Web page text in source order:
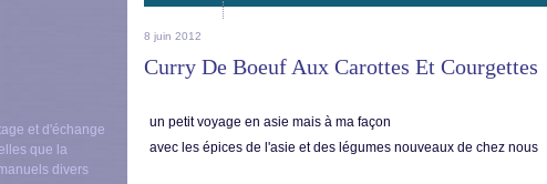
et d'échange
que la
divers
avec...
8 juin 2012
Curry De Boeuf Aux Carottes Et Courgettes
un petit voyage en asie mais à ma façon
avec les épices de l'asie et des légumes nouveaux de chez nous